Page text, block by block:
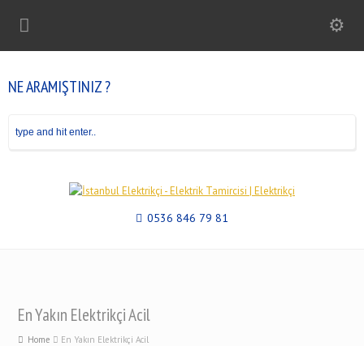
NE ARAMIŞTINIZ ?
0536 846 79 81
En Yakın Elektrikçi Acil
Home En Yakın Elektrikçi Acil